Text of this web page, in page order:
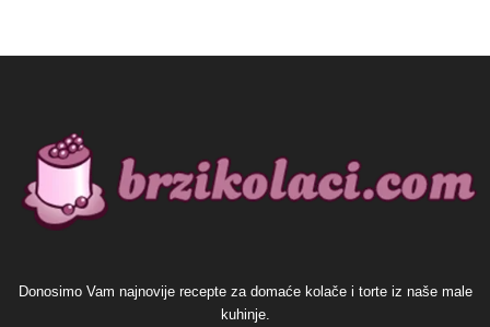
Donosimo Vam najnovije recepte za domaće kolače i torte iz naše male
kuhinje.